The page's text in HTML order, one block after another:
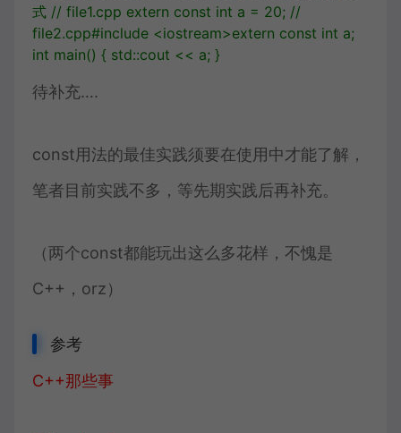
式 // file1.cpp extern const int a = 20; //
file2.cpp#include <iostream>extern const int a;
int main() { std::cout << a; }
待补充….
const用法的最佳实践须要在使用中才能了解，
笔者目前实践不多，等先期实践后再补充。
（两个const都能玩出这么多花样，不愧是
C++，orz）
参考
C++那些事